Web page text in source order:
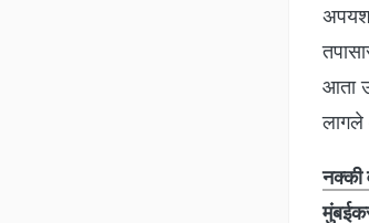
अपयश
आता
नक्की